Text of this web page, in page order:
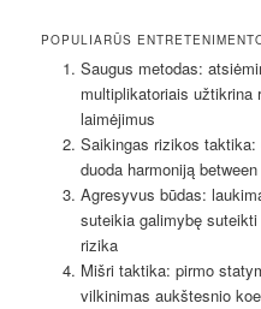
POPULIARŪS
Saugus metodas:
multiplikatoriais užtikrina
laimėjimus
Saikingas rizikos
duoda harmoniją
Agresyvus būdas:
suteikia galimybę
rizika
Mišri taktika: pirmo
vilkinimas aukštesnio